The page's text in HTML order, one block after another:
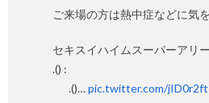
ご来場の方は熱中症などに気
セキスイハイムスーパーアリ
️.() :
⠀⠀.()…pic.twitter.com/